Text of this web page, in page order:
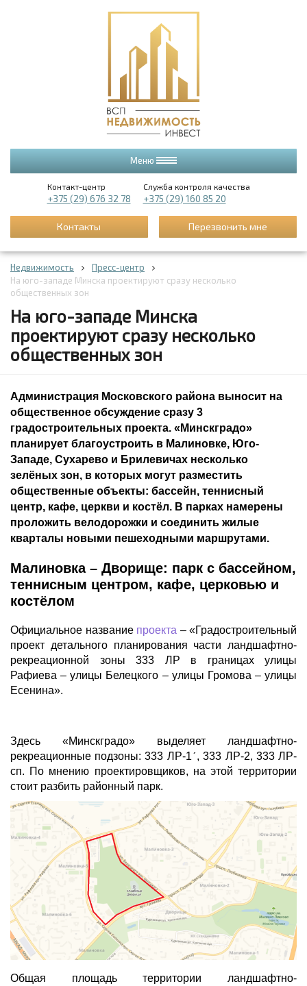
Меню
Контакт-центр
+375 (29) 676 32 78
Служба контроля качества
+375 (29) 160 85 20
Контакты Перезвонить мне
Недвижимость
Пресс-центр
На юго-западе Минска проектируют сразу несколько
общественных зон
На юго-западе Минска
проектируют сразу несколько
общественных зон
Администрация Московского района выносит на
общественное обсуждение сразу 3
градостроительных проекта. «Минскградо»
планирует благоустроить в Малиновке, Юго-
Западе, Сухарево и Брилевичах несколько
зелёных зон, в которых могут разместить
общественные объекты: бассейн, теннисный
центр, кафе, церкви и костёл. В парках намерены
проложить велодорожки и соединить жилые
кварталы новыми пешеходными маршрутами.
Малиновка – Дворище: парк с бассейном,
теннисным центром, кафе, церковью и
костёлом
Официальное название проекта – «Градостроительный
проект детального планирования части ландшафтно-
рекреационной зоны 333 ЛР в границах улицы
Рафиева – улицы Белецкого – улицы Громова – улицы
Есенина».
Здесь «Минскградо» выделяет ландшафтно-
рекреационные подзоны: 333 ЛР-1ˊ, 333 ЛР-2, 333 ЛР-
сп. По мнению проектировщиков, на этой территории
стоит разбить районный парк.
Общая площадь территории ландшафтно-